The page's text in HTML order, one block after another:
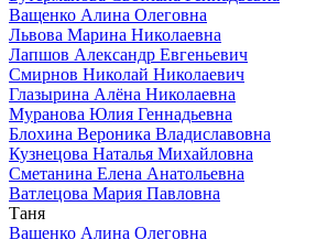
Ващенко Алина Олеговна
Львова Марина Николаевна
Лапшов Александр Евгеньевич
Смирнов Николай Николаевич
Глазырина Алёна Николаевна
Муранова Юлия Геннадьевна
Блохина Вероника Владиславовна
Кузнецова Наталья Михайловна
Сметанина Елена Анатольевна
Ватлецова Мария Павловна
Таня
Ващенко Алина Олеговна